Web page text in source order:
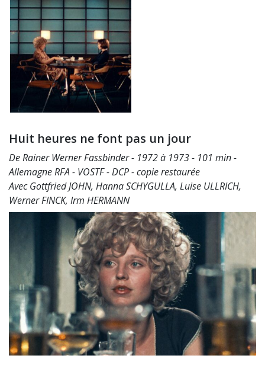
Huit heures ne font pas un jour
De Rainer Werner Fassbinder - 1972 à 1973 - 101 min -
Allemagne RFA - VOSTF - DCP - copie restaurée
Avec Gottfried JOHN, Hanna SCHYGULLA, Luise ULLRICH,
Werner FINCK, Irm HERMANN